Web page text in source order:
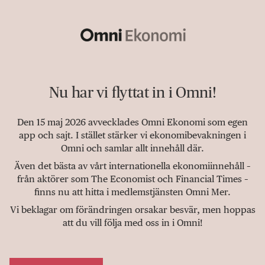
Nu har vi flyttat in i Omni!
Den 15 maj 2026 avvecklades Omni Ekonomi som egen
app och sajt. I stället stärker vi ekonomibevakningen i
Omni och samlar allt innehåll där.
Även det bästa av vårt internationella ekonomiinnehåll –
från aktörer som The Economist och Financial Times –
finns nu att hitta i medlemstjänsten Omni Mer.
Vi beklagar om förändringen orsakar besvär, men hoppas
att du vill följa med oss in i Omni!